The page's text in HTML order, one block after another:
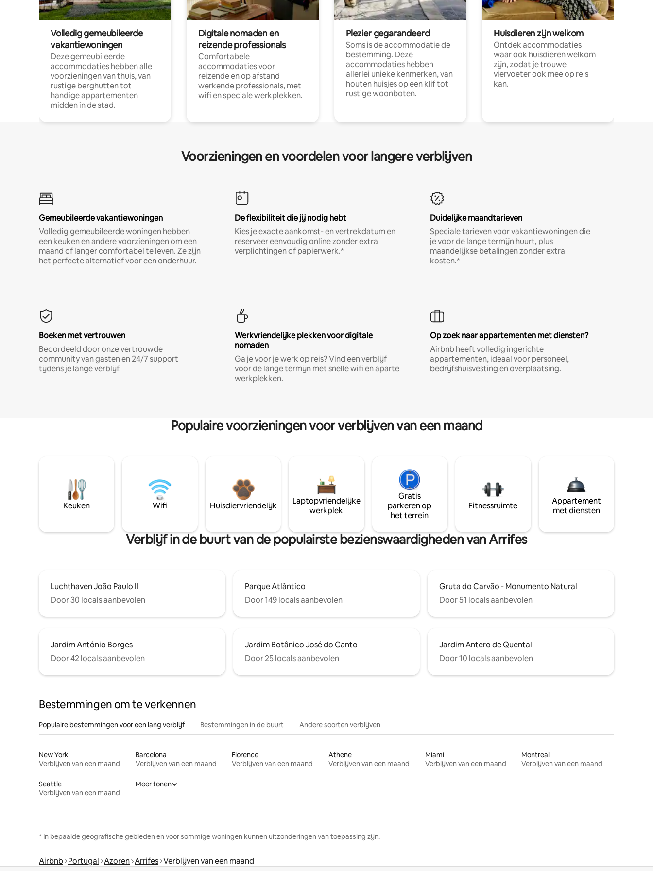
Volledig gemeubileerde
vakantiewoningen
Deze gemeubileerde
accommodaties hebben alle
voorzieningen van thuis, van
rustige berghutten tot
handige appartementen
midden in de stad.
Digitale nomaden en
reizende professionals
Comfortabele
accommodaties voor
reizende en op afstand
werkende professionals, met
wifi en speciale werkplekken.
Plezier gegarandeerd
Soms is de accommodatie de
bestemming. Deze
accommodaties hebben
allerlei unieke kenmerken, van
houten huisjes op een klif tot
rustige woonboten.
Huisdieren zijn welkom
Ontdek accommodaties
waar ook huisdieren welkom
zijn, zodat je trouwe
viervoeter ook mee op reis
kan.
Voorzieningen en voordelen voor langere verblijven
Gemeubileerde vakantiewoningen
Volledig gemeubileerde woningen hebben
een keuken en andere voorzieningen om een
maand of langer comfortabel te leven. Ze zijn
het perfecte alternatief voor een onderhuur.
De flexibiliteit die jij nodig hebt
Kies je exacte aankomst- en vertrekdatum en
reserveer eenvoudig online zonder extra
verplichtingen of papierwerk.*
Duidelijke maandtarieven
Speciale tarieven voor vakantiewoningen die
je voor de lange termijn huurt, plus
maandelijkse betalingen zonder extra
kosten.*
Boeken met vertrouwen
Beoordeeld door onze vertrouwde
community van gasten en 24/7 support
tijdens je lange verblijf.
Werkvriendelijke plekken voor digitale
nomaden
Ga je voor je werk op reis? Vind een verblijf
voor de lange termijn met snelle wifi en aparte
werkplekken.
Op zoek naar appartementen met diensten?
Airbnb heeft volledig ingerichte
appartementen, ideaal voor personeel,
bedrijfshuisvesting en overplaatsing.
Populaire voorzieningen voor verblijven van een maand
Keuken Wifi Huisdiervriendelijk
Laptopvriendelijke
werkplek
Gratis
parkeren op
het terrein
Fitnessruimte
Appartement
met diensten
Verblijf in de buurt van de populairste bezienswaardigheden van Arrifes
Luchthaven João Paulo II
Door 30 locals aanbevolen
Parque Atlântico
Door 149 locals aanbevolen
Gruta do Carvão - Monumento Natural
Door 51 locals aanbevolen
Jardim António Borges
Door 42 locals aanbevolen
Jardim Botânico José do Canto
Door 25 locals aanbevolen
Jardim Antero de Quental
Door 10 locals aanbevolen
Bestemmingen om te verkennen
Populaire bestemmingen voor een lang verblijf Bestemmingen in de buurt Andere soorten verblijven
New York
Verblijven van een maand
Barcelona
Verblijven van een maand
Florence
Verblijven van een maand
Athene
Verblijven van een maand
Miami
Verblijven van een maand
Montreal
Verblijven van een maand
Seattle
Verblijven van een maand
Meer tonen
* In bepaalde geografische gebieden en voor sommige woningen kunnen uitzonderingen van toepassing zijn.
Airbnb Portugal Azoren Arrifes Verblijven van een maand